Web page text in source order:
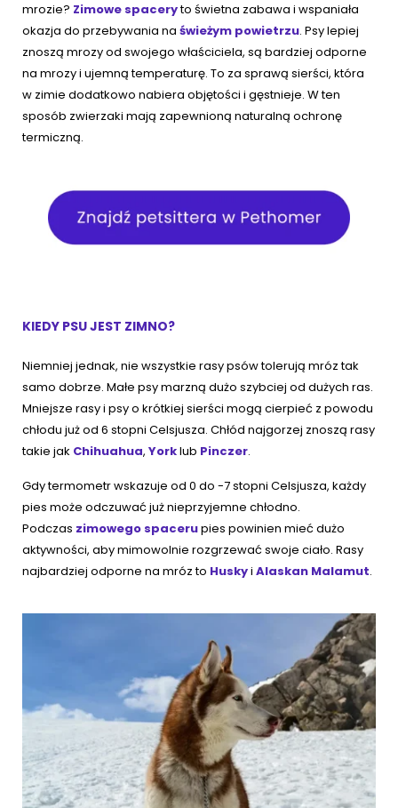
mrozie? Zimowe spaceryto świetna zabawa i wspaniała
okazja do przebywania na świeżym powietrzu. Psy lepiej
znoszą mrozy od swojego właściciela, są bardziej odporne
na mrozy i ujemną temperaturę. To za sprawą sierści, która
w zimie dodatkowo nabiera objętości i gęstnieje. W ten
sposób zwierzaki mają zapewnioną naturalną ochronę
termiczną.
KIEDY PSU JEST ZIMNO?
Niemniej jednak, nie wszystkie rasy psów tolerują mróz tak
samo dobrze. Małe psy marzną dużo szybciej od dużych ras.
Mniejsze rasy i psy o krótkiej sierści mogą cierpieć z powodu
chłodu już od 6 stopni Celsjusza. Chłód najgorzej znoszą rasy
takie jak Chihuahua, Yorklub Pinczer.
Gdy termometr wskazuje od 0 do -7 stopni Celsjusza, każdy
pies może odczuwać już nieprzyjemne chłodno.
Podczas zimowego spacerupies powinien mieć dużo
aktywności, aby mimowolnie rozgrzewać swoje ciało. Rasy
najbardziej odporne na mróz to Huskyi Alaskan Malamut.